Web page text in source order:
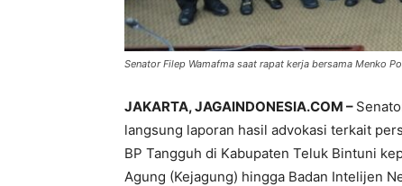
Senator Filep Wamafma saat rapat kerja bersama Menko
JAKARTA, JAGAINDONESIA.COM –
langsung laporan hasil advokasi terkait
BP Tangguh di Kabupaten Teluk Bintuni
Agung (Kejagung) hingga Badan Intelijen